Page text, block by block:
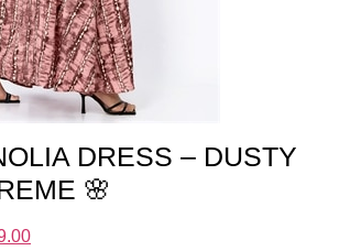
DRESS – DUSTY
🌸